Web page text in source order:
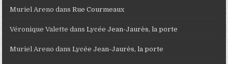
Muriel Areno dansRue Courmeaux
Véronique Valette dansLycée Jean-Jaurès, la porte
Muriel Areno dansLycée Jean-Jaurès, la porte